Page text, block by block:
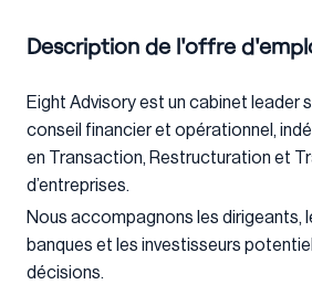
Description de l'offre
Eight Advisory est un cabinet leader
conseil financier et opérationnel,
en Transaction, Restructuration et
d’entreprises.
Nous accompagnons les dirigeants,
banques et les investisseurs
décisions.